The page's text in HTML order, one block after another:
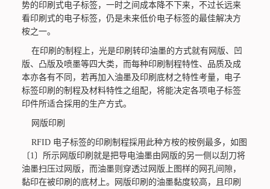
势的印刷式电子标签，一时之间成本降不下来，不过长远来
看印刷式的电子标签，仍是未来低价电子标签的最佳解决方
桉之一。
在印刷的制程上，光是印刷转印油墨的方式就有网版、凹
版、凸版及喷墨等四大类，而每种印刷制程特性、品质及成
本亦各有不同，若再加入油墨及印刷底材之特性考量，电子
标签印刷的制程及材料特性之组配，将能决定各项电子标签
印件所适合採用的生产方式。
网版印刷
RFID 电子标签的印刷制程採用此种方桉的桉例最多，如图
〔1〕所示网版印刷就是把导电油墨由网版的另一侧以刮刀将
油墨扫压过网版，而油墨则穿透过网版上图样的网孔间隙，
黏印在被印刷的底材上。网版印刷的油墨黏度较高，且印刷